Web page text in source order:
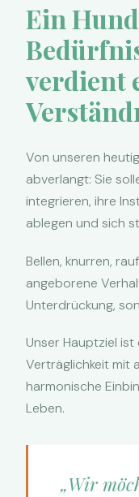
Ein
verdient
Von unseren
abverlangt: Sie
integrieren, ihre
ablegen und sich
Bellen, knurren,
angeborene
Unterdrückung,
Unser Hauptziel ist
Verträglichkeit mit
harmonische
Leben.
„Wir